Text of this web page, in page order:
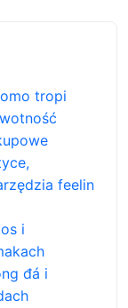
tropi
feelin
i
đá i